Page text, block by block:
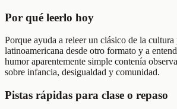
Por qué leerlo hoy
Porque ayuda a releer un clásico de la cultura
latinoamericana desde otro formato y a
humor aparentemente simple contenía
sobre infancia, desigualdad y comunidad.
Pistas rápidas para clase o repaso